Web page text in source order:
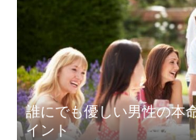
誰にでも優しい男性の本
イント